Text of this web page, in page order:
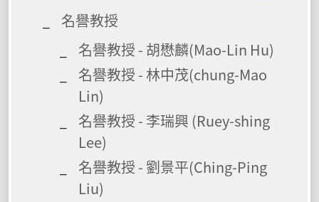
名譽教授
名譽教授 - 胡懋麟(Mao-Lin Hu)
名譽教授 - 林中茂(chung-Mao
Lin)
名譽教授 - 李瑞興 (Ruey-shing
Lee)
名譽教授 - 劉景平(Ching-Ping
Liu)